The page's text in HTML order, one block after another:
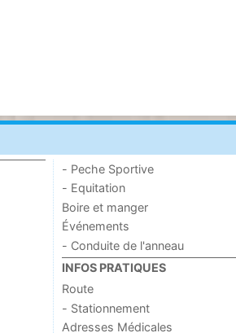
- Peche Sportive
- Equitation
Boire et manger
Événements
- Conduite de l'anneau
INFOS PRATIQUES
Route
- Stationnement
Adresses Médicales